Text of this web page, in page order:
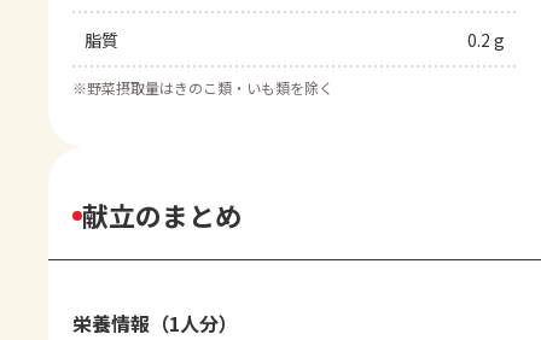
脂質 0.2 g
※野菜摂取量はきのこ類・いも類を除く
献立のまとめ
栄養情報（1人分）